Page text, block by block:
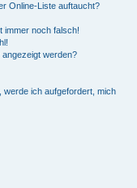
Online-Liste auftaucht?
immer noch falsch!
angezeigt werden?
werde ich aufgefordert, mich